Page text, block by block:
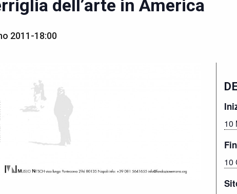
dell’arte in America
2011-18:00
10
10